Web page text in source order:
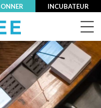
INCUBATEUR